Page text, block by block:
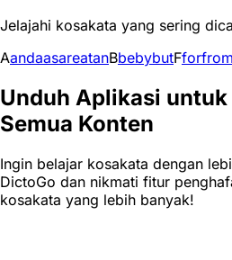
Jelajahi kosakata yang sering
AandaasareatanBbebybutFforfrom
Unduh Aplikasi
Semua Konten
Ingin belajar kosakata dengan
DictoGo dan nikmati fitur
kosakata yang lebih banyak!